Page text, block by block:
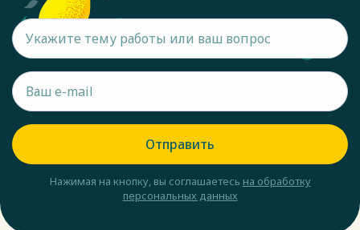
Отправить
Нажимая на кнопку, вы соглашаетесь на обработку
персональных данных